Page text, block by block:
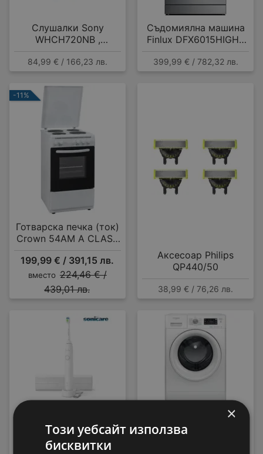
Слушалки Sony
WHCH720NB ,
84,99 € / 166,23 лв.
Съдомиялна машина
Finlux DFX6015HIGH ,
399,99 € / 782,32 лв.
-11%
Готварска печка (ток)
Crown 54AM A CLASS
ток , Бял
199,99 € / 391,15 лв.
вместо 224,46 € /
439,01 лв.
Аксесоар Philips
QP440/50
38,99 € / 76,26 лв.
за зъби Philips
HX7108/02 Sonicare
79,99 € / 156,45 лв.
Пералня Whirlpool FFB
7469 WV EE , 1400 об./
мин., 7.00 kg, A , Бял
×
Този уебсайт използва
бисквитки